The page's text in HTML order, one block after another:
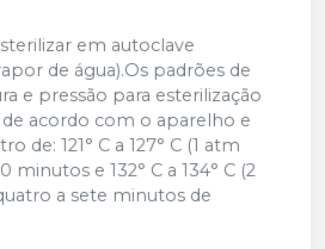
em autoclave
de água).Os padrões de
e pressão para esterilização
acordo com o aparelho e
de: 121° C a 127° C (1 atm
minutos e 132° C a 134° C (2
a sete minutos de